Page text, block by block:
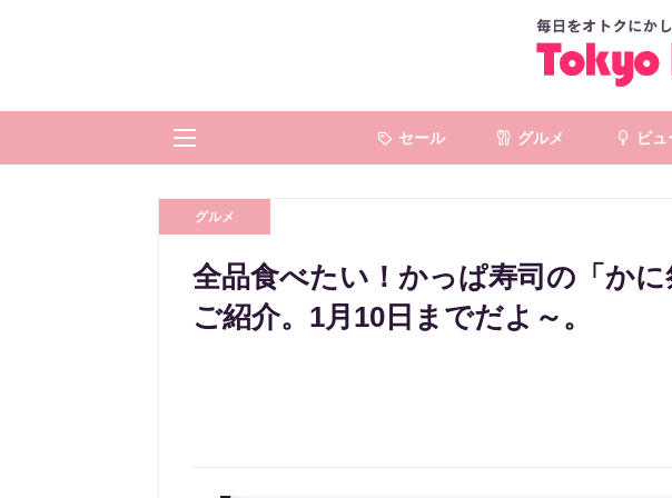
セール グルメ ビュ
グルメ
全品食べたい！かっぱ寿司の「か
ご紹介。1月10日までだよ～。